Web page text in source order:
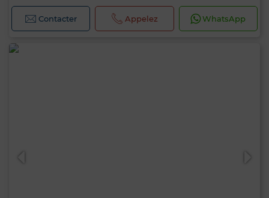
Contacter Appelez WhatsApp